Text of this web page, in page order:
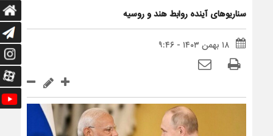
سناریوهای آینده روابط هند و روسیه
۱۸ بهمن ۱۴۰۳ - ۹:۴۶